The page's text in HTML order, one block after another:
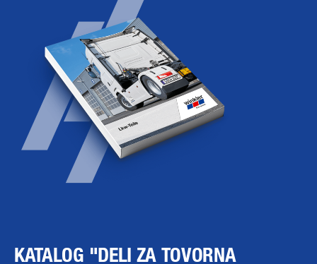
KATALOG "DELI ZA TOVORNA